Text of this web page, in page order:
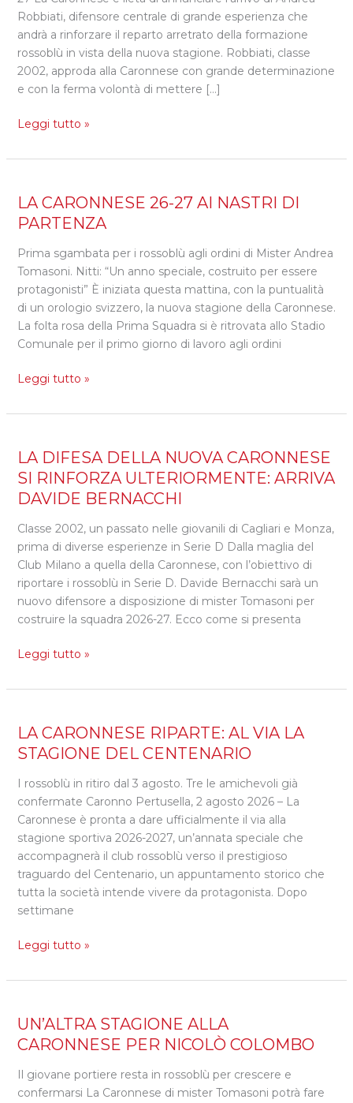
Robbiati, difensore centrale di grande esperienza che
andrà a rinforzare il reparto arretrato della formazione
rossoblù in vista della nuova stagione. Robbiati, classe
2002, approda alla Caronnese con grande determinazione
e con la ferma volontà di mettere […]
GIOCATORE
DELLA
CARONNESE
Leggi tutto »
LA CARONNESE 26-27 AI NASTRI DI
PARTENZA
Prima sgambata per i rossoblù agli ordini di Mister Andrea
Tomasoni. Nitti: “Un anno speciale, costruito per essere
protagonisti” È iniziata questa mattina, con la puntualità
di un orologio svizzero, la nuova stagione della Caronnese.
La folta rosa della Prima Squadra si è ritrovata allo Stadio
Comunale per il primo giorno di lavoro agli ordini
LA
CARONNESE
27
AI
NASTRI
DI
PARTENZA
Leggi tutto »
LA DIFESA DELLA NUOVA CARONNESE
SI RINFORZA ULTERIORMENTE: ARRIVA
DAVIDE BERNACCHI
Classe 2002, un passato nelle giovanili di Cagliari e Monza,
prima di diverse esperienze in Serie D Dalla maglia del
Club Milano a quella della Caronnese, con l’obiettivo di
riportare i rossoblù in Serie D. Davide Bernacchi sarà un
nuovo difensore a disposizione di mister Tomasoni per
costruire la squadra 2026-27. Ecco come si presenta
LA
DIFESA
DELLA
CARONNESE
SI
RINFORZA
ULTERIORMENTE:
ARRIVA
DAVIDE
Leggi tutto »
LA CARONNESE RIPARTE: AL VIA LA
STAGIONE DEL CENTENARIO
I rossoblù in ritiro dal 3 agosto. Tre le amichevoli già
confermate Caronno Pertusella, 2 agosto 2026 – La
Caronnese è pronta a dare ufficialmente il via alla
stagione sportiva 2026-2027, un’annata speciale che
accompagnerà il club rossoblù verso il prestigioso
traguardo del Centenario, un appuntamento storico che
tutta la società intende vivere da protagonista. Dopo
settimane
LA
CARONNESE
AL
VIA
LA
STAGIONE
DEL
CENTENARIO
Leggi tutto »
UN’ALTRA STAGIONE ALLA
CARONNESE PER NICOLÒ COLOMBO
Il giovane portiere resta in rossoblù per crescere e
confermarsi La Caronnese di mister Tomasoni potrà fare
UN’ALTRA
STAGIONE
CARONNESE
PER